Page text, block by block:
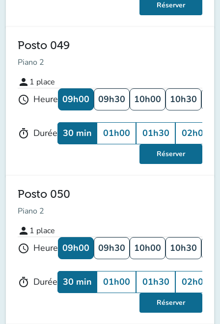
Réserver
Posto 049
Piano 2
person 1 place
schedule Heure 09h00 09h30 10h00 10h30
timer Durée 30 min 01h00 01h30 02h00
Réserver
Posto 050
Piano 2
person 1 place
schedule Heure 09h00 09h30 10h00 10h30
timer Durée 30 min 01h00 01h30 02h00
Réserver